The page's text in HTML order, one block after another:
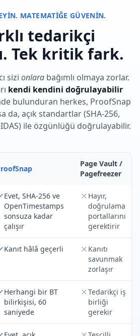
MATEMATIĞE GÜVENIN.
tedarikçi
Tek kritik fark.
sizi onlara bağımlı olmaya zorlar.
kendi kendini doğrulayabilir
bulunduran herkes, ProofSnap
da, açık standartlar (SHA-256,
ile özgünlüğü doğrulayabilir.
Page Vault /
Pagefreezer
Evet, SHA-256 ve
OpenTimestamps
sonsuza kadar
çalışır
Hayır,
doğrulama
portallarını
gerektirir
Kanıt hâlâ geçerli
Kanıtı
savunmak
zorlaşır
Herhangi bir BT
bilirkişisi, 60
saniyede
Tedarikçi iş
birliği
gerekir